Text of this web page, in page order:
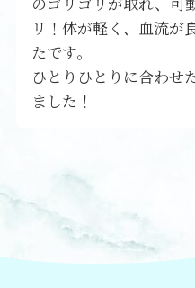
リ！体が軽く、血流が
たです。
ひとりひとりに合わせ
ました！